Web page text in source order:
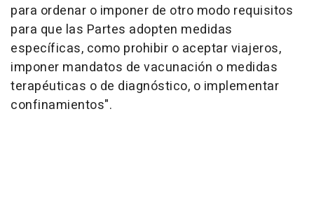
para ordenar o imponer de otro modo requisitos
para que las Partes adopten medidas
específicas, como prohibir o aceptar viajeros,
imponer mandatos de vacunación o medidas
terapéuticas o de diagnóstico, o implementar
confinamientos".